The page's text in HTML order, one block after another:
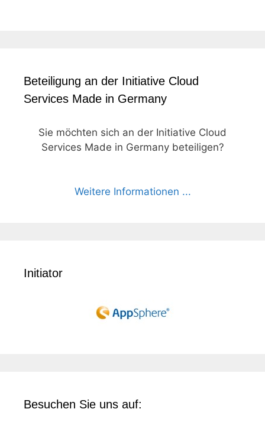
Beteiligung an der Initiative Cloud
Services Made in Germany
Sie möchten sich an der Initiative Cloud
Services Made in Germany beteiligen?
Weitere Informationen ...
Initiator
Besuchen Sie uns auf: